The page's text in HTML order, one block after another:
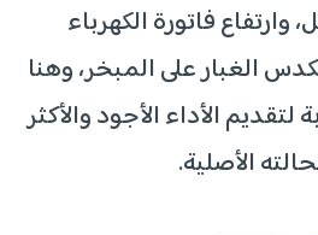
فاتورة الكهرباء
الغبار على المبخر، وهنا
الأداء الأجود والأكثر
الأصلية.